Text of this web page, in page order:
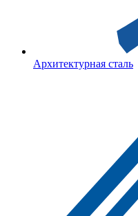
Архитектурная сталь